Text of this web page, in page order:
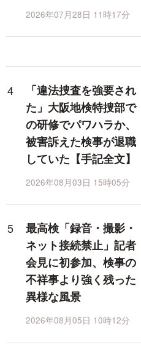
2026年07月28日 11時17分
「違法捜査を強要され
た」大阪地検特捜部で
の研修でパワハラか、
被害訴えた検事が退職
していた【手記全文】
2026年08月03日 15時05分
最高検「録音・撮影・
ネット接続禁止」記者
会見に初参加、検事の
不祥事より強く残った
異様な風景
2026年08月05日 10時12分